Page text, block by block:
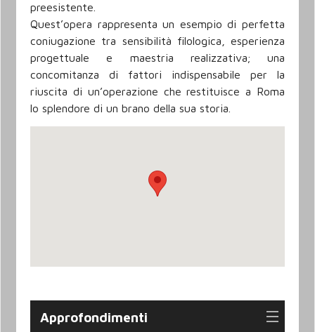
preesistente.
Quest’opera rappresenta un esempio di perfetta
coniugazione tra sensibilità filologica, esperienza
progettuale e maestria realizzativa; una
concomitanza di fattori indispensabile per la
riuscita di un’operazione che restituisce a Roma
lo splendore di un brano della sua storia.
Approfondimenti